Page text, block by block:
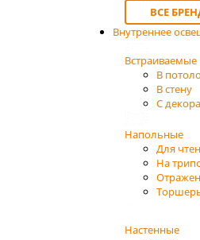
ВСЕ
Внутреннее
Встраиваемые
В
В стену
С
Напольные
Для
На
Настенные